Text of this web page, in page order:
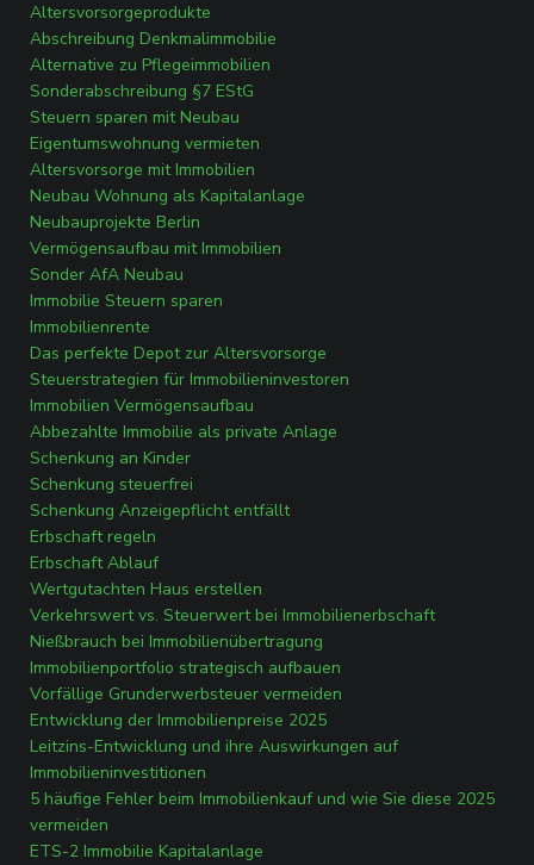
Altersvorsorgeprodukte
Abschreibung Denkmalimmobilie
Alternative zu Pflegeimmobilien
Sonderabschreibung §7 EStG
Steuern sparen mit Neubau
Eigentumswohnung vermieten
Altersvorsorge mit Immobilien
Neubau Wohnung als Kapitalanlage
Neubauprojekte Berlin
Vermögensaufbau mit Immobilien
Sonder AfA Neubau
Immobilie Steuern sparen
Immobilienrente
Das perfekte Depot zur Altersvorsorge
Steuerstrategien für Immobilieninvestoren
Immobilien Vermögensaufbau
Abbezahlte Immobilie als private Anlage
Schenkung an Kinder
Schenkung steuerfrei
Schenkung Anzeigepflicht entfällt
Erbschaft regeln
Erbschaft Ablauf
Wertgutachten Haus erstellen
Verkehrswert vs. Steuerwert bei Immobilienerbschaft
Nießbrauch bei Immobilienübertragung
Immobilienportfolio strategisch aufbauen
Vorfällige Grunderwerbsteuer vermeiden
Entwicklung der Immobilienpreise 2025
Leitzins-Entwicklung und ihre Auswirkungen auf
Immobilieninvestitionen
5 häufige Fehler beim Immobilienkauf und wie Sie diese 2025
vermeiden
ETS-2 Immobilie Kapitalanlage